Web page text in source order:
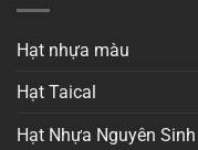
Hạt nhựa màu
Hạt Taical
Hạt Nhựa Nguyên Sinh